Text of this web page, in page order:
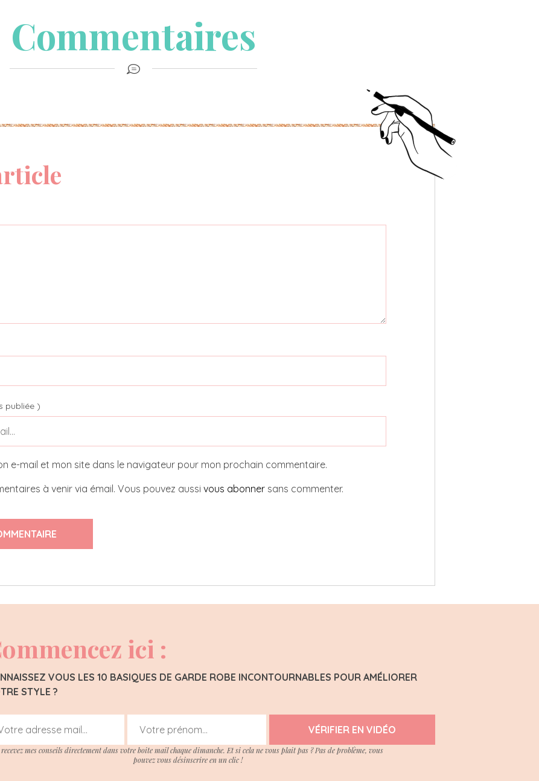
Commentaires
publiée )
e-mail et mon site dans le navigateur pour mon prochain commentaire.
à venir via émail. Vous pouvez aussi vous abonner sans commenter.
ici :
VOUS LES 10 BASIQUES DE GARDE ROBE INCONTOURNABLES POUR AMÉLIORER
STYLE ?
VÉRIFIER EN VIDÉO
mes conseils directement dans votre boite mail chaque dimanche. Et si cela ne vous plait pas ? Pas de problème, vous
pouvez vous désinscrire en un clic !